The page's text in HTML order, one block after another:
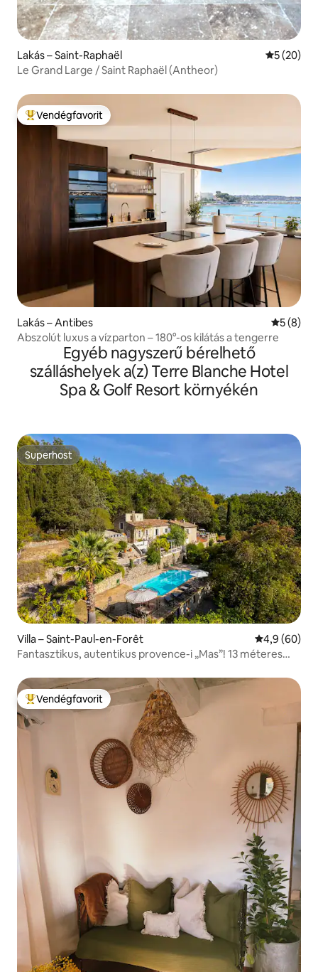
Lakás – Saint-Raphaël Átlagos
5 (20)
Le Grand Large / Saint Raphaël (Antheor)
Kiemelt vendégfavorit
Vendégfavorit
Lakás – Antibes Átlagos
5 (8)
Abszolút luxus a vízparton – 180°-os kilátás a tengerre
Egyéb nagyszerű bérelhető
szálláshelyek a(z) Terre Blanche Hotel
Spa & Golf Resort környékén
Superhost
Superhost
Villa – Saint-Paul-en-Forêt Átlagos
4,9 (60)
Fantasztikus, autentikus provence-i „Mas”! 13 méteres
Kiemelt vendégfavorit
Vendégfavorit